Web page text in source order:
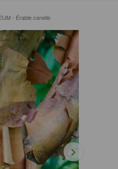
- Érable canelle